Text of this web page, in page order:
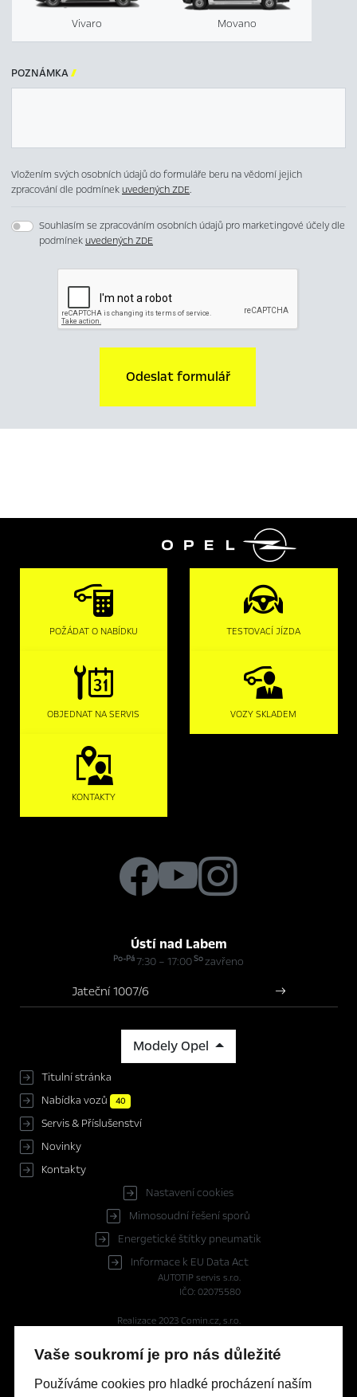
Vivaro Movano
POZNÁMKA
Vložením svých osobních údajů do formuláře beru na vědomí jejich
zpracování dle podmínekuvedených ZDE.
Souhlasím se zpracováním osobních údajů pro marketingové účely dle
podmínekuvedených ZDE
Odeslat formulář

POŽÁDAT O NABÍDKU TESTOVACÍ JÍZDA
OBJEDNAT NA SERVIS VOZY SKLADEM
KONTAKTY
Ústí nad Labem
Po-Pá7:30 – 17:00Sozavřeno
Jateční 1007/6
Modely Opel
Titulní stránka
Nabídka vozů
40
Servis & Příslušenství
Novinky
Kontakty
Nastavení cookies
Mimosoudní řešení sporů
Energetické štítky pneumatik
Informace k EU Data Act
AUTOTIP servis s.r.o.
IČO: 02075580
Realizace 2023 Comin.cz, s.r.o.
Opel ASTRA HB 1.5 CDTI Financování Astra Edition HB 1.5 CDTI
Vaše soukromí je pro nás důležité
Používáme cookies pro hladké procházení naším